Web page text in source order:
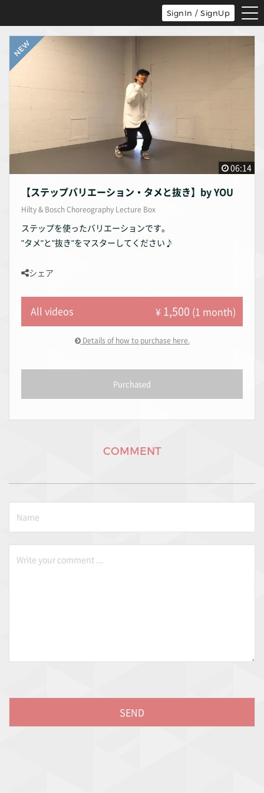
SignIn / SignUp
06:14
【ステップバリエーション・タメと抜き】by YOU
Hilty & Bosch Choreography Lecture Box
ステップを使ったバリエーションです。
"タメ"と"抜き"をマスターしてください♪
シェア
All videos ¥ 1,500 (1 month)
Details of how to purchase here.
Purchased
COMMENT